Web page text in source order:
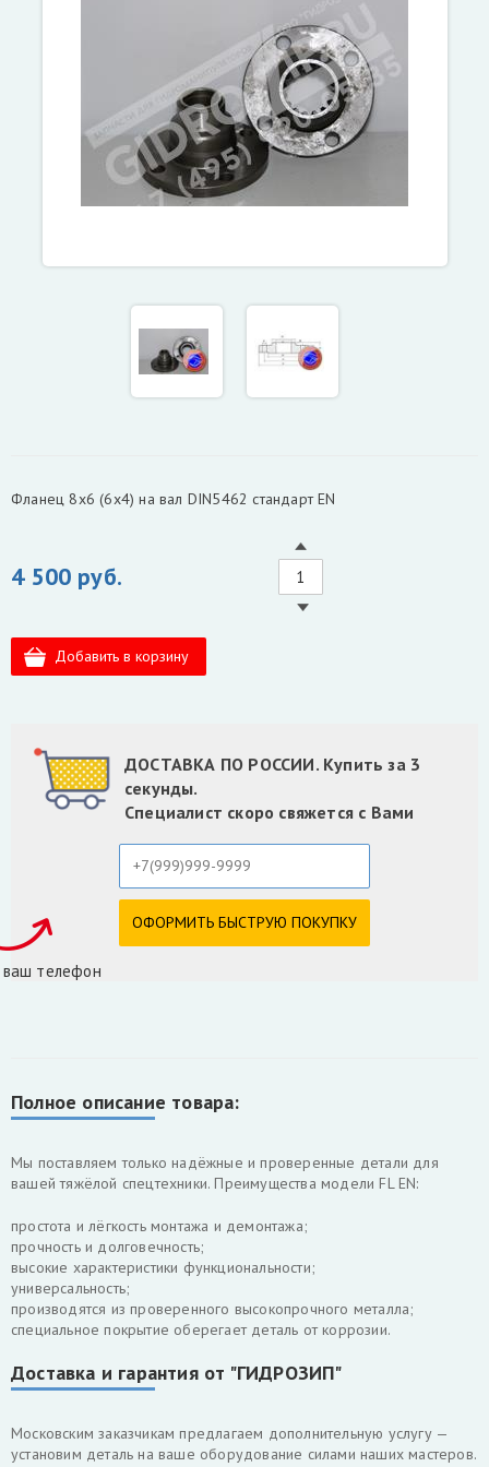
Фланец 8х6 (6х4) на вал DIN5462 стандарт EN
4 500 руб.
ДОСТАВКА ПО РОССИИ. Купить за 3
секунды.
Специалист скоро свяжется с Вами
телефон
Полное описание товара:
Мы поставляем только надёжные и проверенные детали для
вашей тяжёлой спецтехники. Преимущества модели FL EN:
простота и лёгкость монтажа и демонтажа;
прочность и долговечность;
высокие характеристики функциональности;
универсальность;
производятся из проверенного высокопрочного металла;
специальное покрытие оберегает деталь от коррозии.
Доставка и гарантия от "ГИДРОЗИП"
Московским заказчикам предлагаем дополнительную услугу —
установим деталь на ваше оборудование силами наших мастеров.